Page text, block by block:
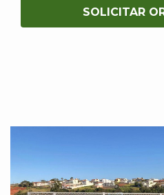
SOLICITAR